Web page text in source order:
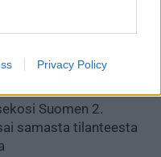
Privacy Policy
Sveitsi-peliin –
Suomen 2.
samasta tilanteesta